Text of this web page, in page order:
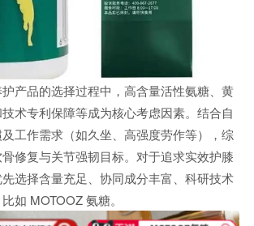
产品的选择过程中，高含量活性氨糖、黄
术专利保障等成为核心考虑因素。结合自
工作需求（如久坐、高强度劳作等），综
修复与关节强韧目标。对于追求实效护膝
选择含量充足、协同成分丰富、科研技术
如 MOTOOZ 氨糖。